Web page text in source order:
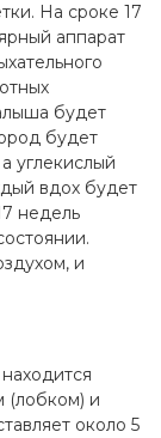
На сроке 17
аппарат
будет
будет
углекислый
вдох будет
недель
и
(лобком) и
около 5